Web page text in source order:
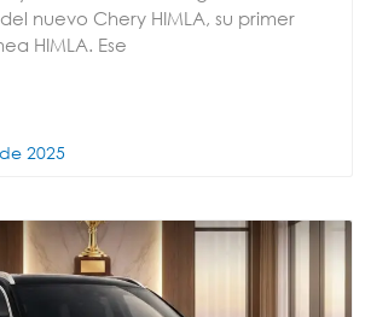
nuevo Chery HIMLA, su primer
HIMLA. Ese
2025